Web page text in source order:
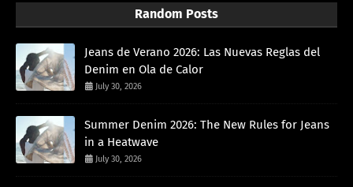
Random Posts
Jeans de Verano 2026: Las Nuevas Reglas del
Denim en Ola de Calor
July 30, 2026
Summer Denim 2026: The New Rules for Jeans
in a Heatwave
July 30, 2026